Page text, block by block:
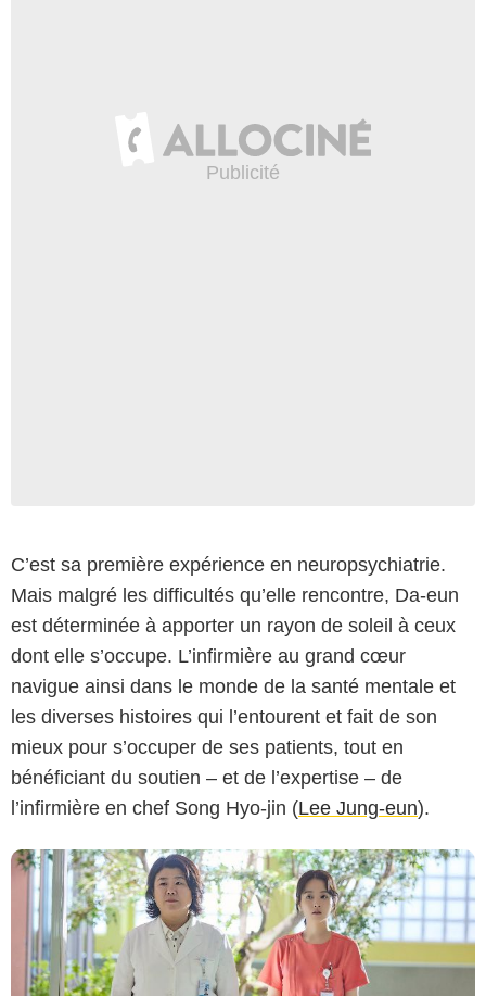
C’est sa première expérience en neuropsychiatrie.
Mais malgré les difficultés qu’elle rencontre, Da-eun
est déterminée à apporter un rayon de soleil à ceux
dont elle s’occupe. L’infirmière au grand cœur
navigue ainsi dans le monde de la santé mentale et
les diverses histoires qui l’entourent et fait de son
mieux pour s’occuper de ses patients, tout en
bénéficiant du soutien – et de l’expertise – de
l’infirmière en chef Song Hyo-jin (Lee Jung-eun).